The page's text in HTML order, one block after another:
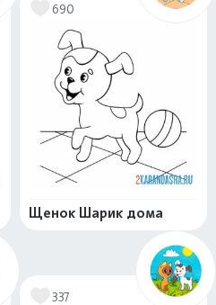
690
Щенок Шарик дома
337